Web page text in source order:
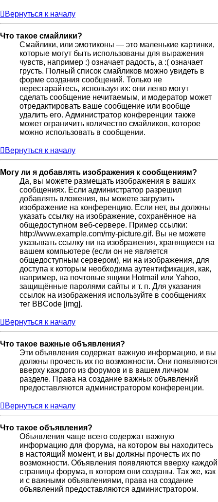
Вернуться к началу
Что такое смайлики?
Смайлики, или эмотиконы — это маленькие картинки,
которые могут быть использованы для выражения
чувств, например :) означает радость, а :( означает
грусть. Полный список смайликов можно увидеть в
форме создания сообщений. Только не
перестарайтесь, используя их: они легко могут
сделать сообщение нечитаемым, и модератор может
отредактировать ваше сообщение или вообще
удалить его. Администратор конференции также
может ограничить количество смайликов, которое
можно использовать в сообщении.
Вернуться к началу
Могу ли я добавлять изображения к сообщениям?
Да, вы можете размещать изображения в ваших
сообщениях. Если администратор разрешил
добавлять вложения, вы можете загрузить
изображение на конференцию. Если нет, вы должны
указать ссылку на изображение, сохранённое на
общедоступном веб-сервере. Пример ссылки:
http://www.example.com/my-picture.gif. Вы не можете
указывать ссылку ни на изображения, хранящиеся на
вашем компьютере (если он не является
общедоступным сервером), ни на изображения, для
доступа к которым необходима аутентификация, как,
например, на почтовые ящики Hotmail или Yahoo,
защищённые паролями сайты и т. п. Для указания
ссылок на изображения используйте в сообщениях
тег BBCode [img].
Вернуться к началу
Что такое важные объявления?
Эти объявления содержат важную информацию, и вы
должны прочесть их по возможности. Они появляются
вверху каждого из форумов и в вашем личном
разделе. Права на создание важных объявлений
предоставляются администратором конференции.
Вернуться к началу
Что такое объявления?
Объявления чаще всего содержат важную
информацию для форума, на котором вы находитесь
в настоящий момент, и вы должны прочесть их по
возможности. Объявления появляются вверху каждой
страницы форума, в котором они созданы. Так же, как
и с важными объявлениями, права на создание
объявлений предоставляются администратором.